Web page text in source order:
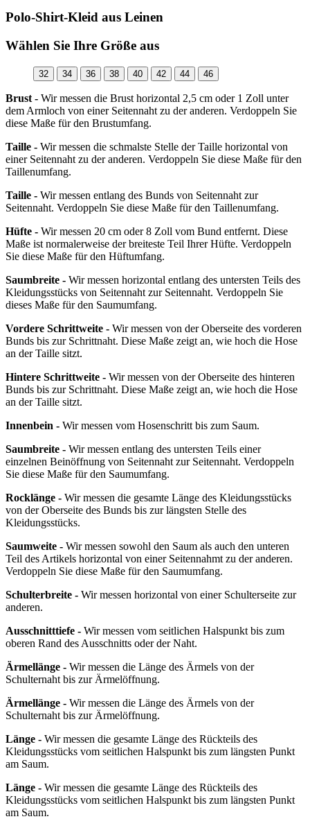
Polo-Shirt-Kleid aus Leinen
Wählen Sie Ihre Größe aus
32 34 36 38 40 42 44 46
Brust - Wir messen die Brust horizontal 2,5 cm oder 1 Zoll unter
dem Armloch von einer Seitennaht zu der anderen. Verdoppeln Sie
diese Maße für den Brustumfang.
Taille - Wir messen die schmalste Stelle der Taille horizontal von
einer Seitennaht zu der anderen. Verdoppeln Sie diese Maße für den
Taillenumfang.
Taille - Wir messen entlang des Bunds von Seitennaht zur
Seitennaht. Verdoppeln Sie diese Maße für den Taillenumfang.
Hüfte - Wir messen 20 cm oder 8 Zoll vom Bund entfernt. Diese
Maße ist normalerweise der breiteste Teil Ihrer Hüfte. Verdoppeln
Sie diese Maße für den Hüftumfang.
Saumbreite - Wir messen horizontal entlang des untersten Teils des
Kleidungsstücks von Seitennaht zur Seitennaht. Verdoppeln Sie
dieses Maße für den Saumumfang.
Vordere Schrittweite - Wir messen von der Oberseite des vorderen
Bunds bis zur Schrittnaht. Diese Maße zeigt an, wie hoch die Hose
an der Taille sitzt.
Hintere Schrittweite - Wir messen von der Oberseite des hinteren
Bunds bis zur Schrittnaht. Diese Maße zeigt an, wie hoch die Hose
an der Taille sitzt.
Innenbein - Wir messen vom Hosenschritt bis zum Saum.
Saumbreite - Wir messen entlang des untersten Teils einer
einzelnen Beinöffnung von Seitennaht zur Seitennaht. Verdoppeln
Sie diese Maße für den Saumumfang.
Rocklänge - Wir messen die gesamte Länge des Kleidungsstücks
von der Oberseite des Bunds bis zur längsten Stelle des
Kleidungsstücks.
Saumweite - Wir messen sowohl den Saum als auch den unteren
Teil des Artikels horizontal von einer Seitennahmt zu der anderen.
Verdoppeln Sie diese Maße für den Saumumfang.
Schulterbreite - Wir messen horizontal von einer Schulterseite zur
anderen.
Ausschnitttiefe - Wir messen vom seitlichen Halspunkt bis zum
oberen Rand des Ausschnitts oder der Naht.
Ärmellänge - Wir messen die Länge des Ärmels von der
Schulternaht bis zur Ärmelöffnung.
Ärmellänge - Wir messen die Länge des Ärmels von der
Schulternaht bis zur Ärmelöffnung.
Länge - Wir messen die gesamte Länge des Rückteils des
Kleidungsstücks vom seitlichen Halspunkt bis zum längsten Punkt
am Saum.
Länge - Wir messen die gesamte Länge des Rückteils des
Kleidungsstücks vom seitlichen Halspunkt bis zum längsten Punkt
am Saum.